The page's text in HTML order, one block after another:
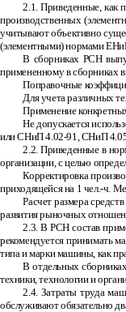
2.1. Приведенные, как
производственных
учитывают объективно
(элементными) нормами
В сборниках РСН
примененному в сборниках
Поправочные
Для учета различных
Применение
Не допускается
или СНиП 4.02-91, СНиП
2.2. Приведенные в
организации, с целью
Корректировка
приходящейся на 1 чел.-ч.
Расчет размера
развития рыночных
2.3. В РСН состав
рекомендуется принимать
типа и марки машины, как
В отдельных
техники, технологии и
2.4. Затраты труда
обслуживают обязательно